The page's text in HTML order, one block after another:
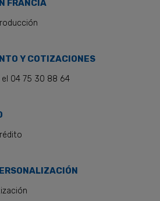
FRANCIA
Y COTIZACIONES
el 04 75 30 88 64